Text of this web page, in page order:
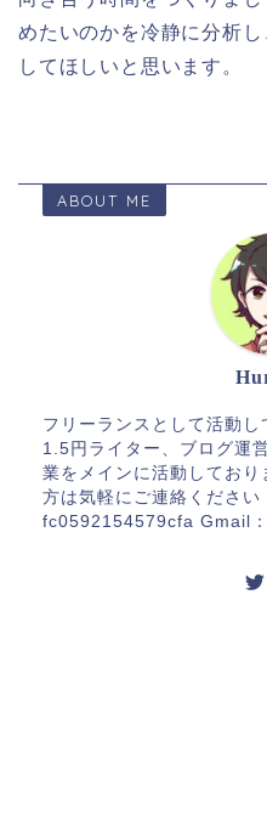
めたいのかを冷静に分析
してほしいと思います。
ABOUT ME
フリーランスとして活動
1.5円ライター、ブログ運
業をメインに活動してお
方は気軽にご連絡ください
fc0592154579cfa Gmail